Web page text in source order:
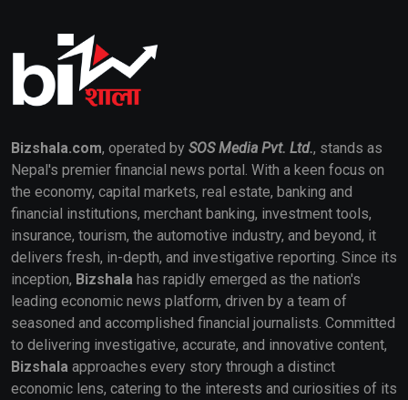
Bizshala.com, operated by SOS Media Pvt. Ltd., stands as
Nepal's premier financial news portal. With a keen focus on
the economy, capital markets, real estate, banking and
financial institutions, merchant banking, investment tools,
insurance, tourism, the automotive industry, and beyond, it
delivers fresh, in-depth, and investigative reporting. Since its
inception, Bizshala has rapidly emerged as the nation's
leading economic news platform, driven by a team of
seasoned and accomplished financial journalists. Committed
to delivering investigative, accurate, and innovative content,
Bizshala approaches every story through a distinct
economic lens, catering to the interests and curiosities of its